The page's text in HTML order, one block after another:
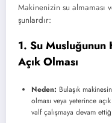
Makinenizin su almaması
şunlardır:
1. Su Musluğunun
Açık Olması
Neden: Bulaşık
olması veya yeterince
valf çalışmaya devam